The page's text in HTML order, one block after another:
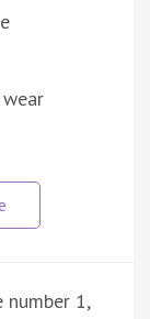
number 1,